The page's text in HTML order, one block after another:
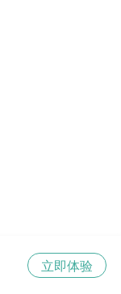
立即体验